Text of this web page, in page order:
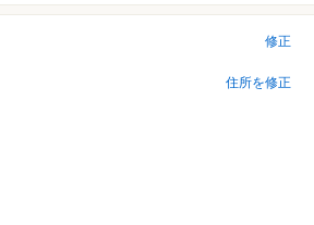
修正
住所を修正